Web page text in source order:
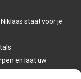
staat voor je
en laat uw